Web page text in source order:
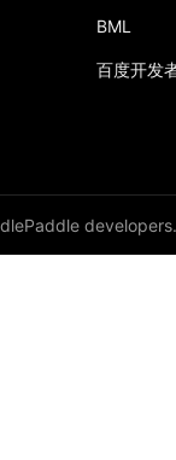
BML
百度开发
developers.